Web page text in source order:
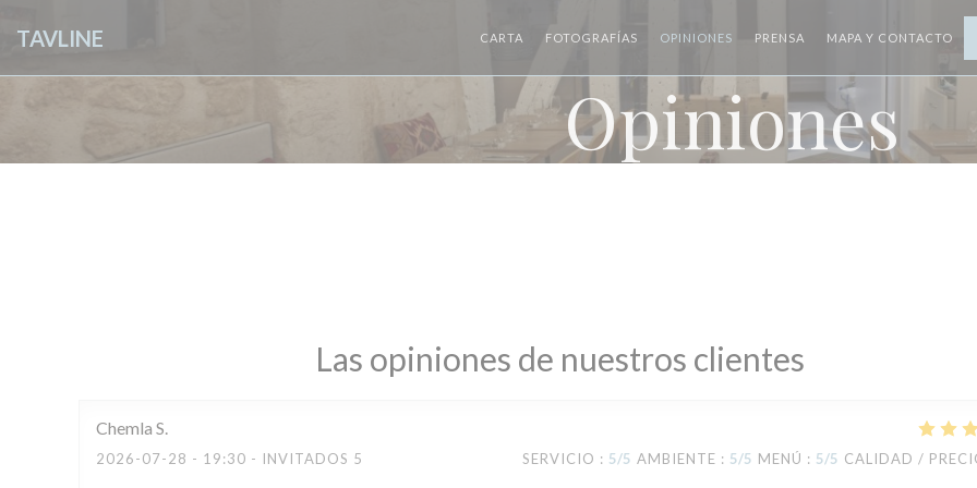
TAVLINE CARTA FOTOGRAFÍAS OPINIONES PRENSA MAPA Y CONTACTO
Opiniones
Las opiniones de nuestros clientes
Chemla S
2026-07-28 - 19:30 - INVITADOS 5 SERVICIO : 5/5 AMBIENTE : 5/5 MENÚ : 5/5 CALIDAD /